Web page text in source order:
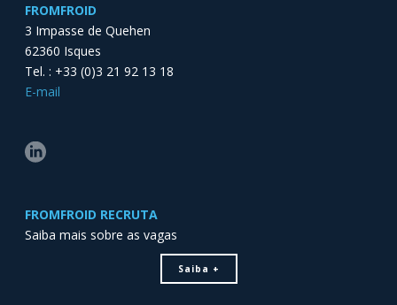
FROMFROID
3 Impasse de Quehen
62360 Isques
Tel. : +33 (0)3 21 92 13 18
E-mail
FROMFROID RECRUTA
Saiba mais sobre as vagas
Saiba +